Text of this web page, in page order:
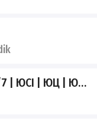
7 | ЮСІ | ЮЦ | ЮСИ